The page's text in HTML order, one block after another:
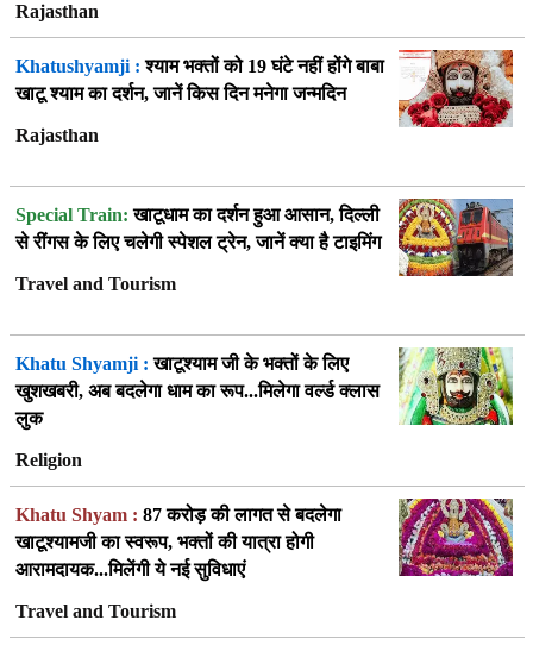
Rajasthan
Khatushyamji : श्याम भक्तों को 19 घंटे नहीं होंगे बाबा
खाटू श्याम का दर्शन, जानें किस दिन मनेगा जन्मदिन
Rajasthan
Special Train: खाटूधाम का दर्शन हुआ आसान, दिल्ली
से रींगस के लिए चलेगी स्पेशल ट्रेन, जानें क्या है टाइमिंग
Travel and Tourism
Khatu Shyamji : खाटूश्याम जी के भक्तों के लिए
खुशखबरी, अब बदलेगा धाम का रूप...मिलेगा वर्ल्ड क्लास
लुक
Religion
Khatu Shyam : 87 करोड़ की लागत से बदलेगा
खाटूश्यामजी का स्वरूप, भक्तों की यात्रा होगी
आरामदायक...मिलेंगी ये नई सुविधाएं
Travel and Tourism